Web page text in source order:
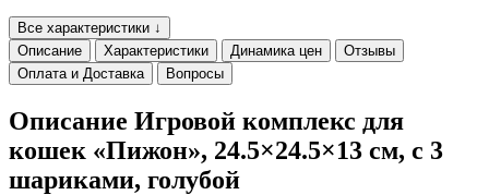
Все характеристики ↓
Описание
Характеристики Динамика цен
Отзывы
Оплата и Доставка
Вопросы
Описание Игровой комплекс для
кошек «Пижон», 24.5×24.5×13 см, с 3
шариками, голубой